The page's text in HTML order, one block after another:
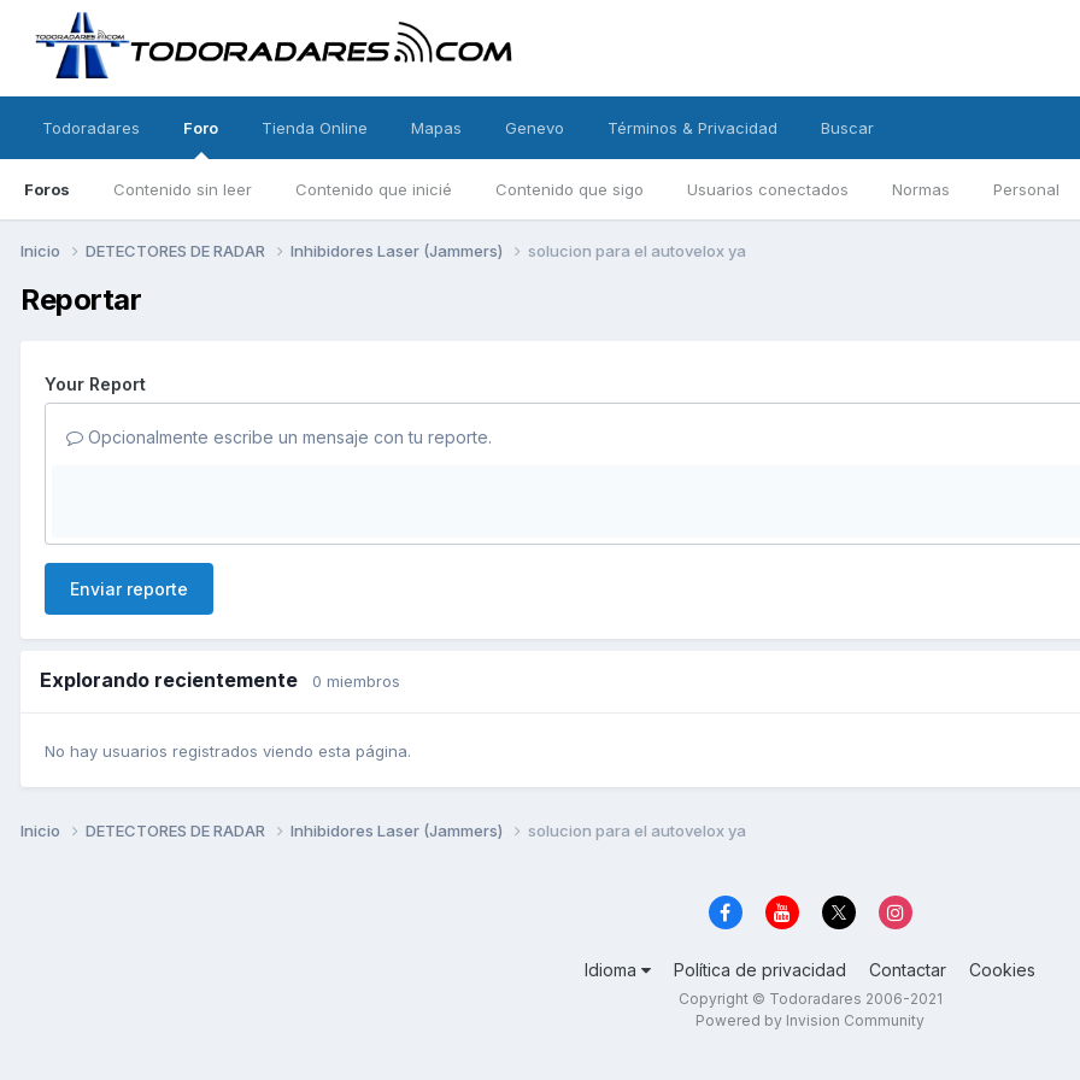
Todoradares Foro
Foros Contenido sin leer Contenido que inicié Contenido que sigo Usuarios conectados Normas Personal
Tienda Online Mapas Genevo Términos & Privacidad Buscar
Inicio DETECTORES DE RADAR Inhibidores Laser (Jammers) solucion para el autovelox ya
Reportar
Your Report
Opcionalmente escribe un mensaje con tu reporte.
Enviar reporte
Explorando recientemente 0 miembros
No hay usuarios registrados viendo esta página.
Inicio DETECTORES DE RADAR Inhibidores Laser (Jammers) solucion para el autovelox ya
Idioma Política de privacidad Contactar Cookies
Copyright © Todoradares 2006-2021
Powered by Invision Community